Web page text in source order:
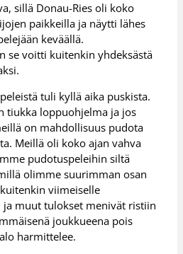
sillä Donau-Ries oli koko
paikkeilla ja näytti lähes
keväällä.
se voitti kuitenkin yhdeksästä
tuli kyllä aika puskista.
tiukka loppuohjelma ja jos
on mahdollisuus pudota
Meillä oli koko ajan vahva
pudotuspeleihin siltä
olimme suurimman osan
viimeiselle
muut tulokset menivät ristiin
joukkueena pois
harmittelee.